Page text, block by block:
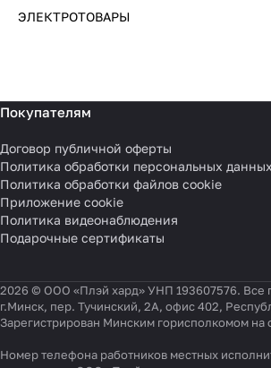
ЭЛЕКТРОТОВАРЫ
Покупателям
Договор публичной оферты
Политика обработки персональных данных
Политика обработки файлов cookie
Приложение cookie
Политика видеонаблюдения
Подарочные сертификаты
2026 © ООО «Плэй хард» УНП 193607576. Все
г.Минск, пер. Тучинский, 2А, офис 402,
Зарегистрирован Минским горисполкомом на
Номер телефона работников местных